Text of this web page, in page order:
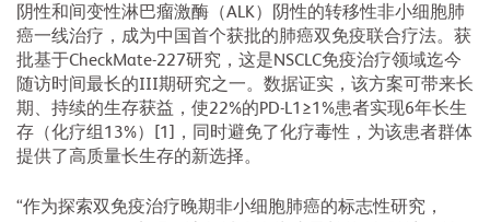
阴性和间变性淋巴瘤激酶（ALK）阴性的转移性非小细胞肺
癌一线治疗，成为中国首个获批的肺癌双免疫联合疗法。获
批基于CheckMate-227研究，这是NSCLC免疫治疗领域迄今
随访时间最长的III期研究之一。数据证实，该方案可带来长
期、持续的生存获益，使22%的PD-L1≥1%患者实现6年长生
存（化疗组13%）[1]，同时避免了化疗毒性，为该患者群体
提供了高质量长生存的新选择。
“作为探索双免疫治疗晚期非小细胞肺癌的标志性研究，